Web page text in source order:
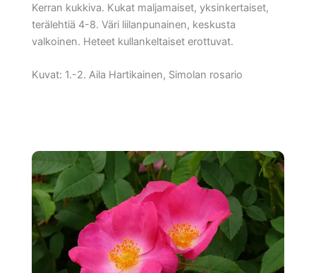
Kerran kukkiva. Kukat maljamaiset, yksinkertaiset,
terälehtiä 4-8. Väri liilanpunainen, keskusta
valkoinen. Heteet kullankeltaiset erottuvat.
Kuvat: 1.-2. Aila Hartikainen, Simolan rosario